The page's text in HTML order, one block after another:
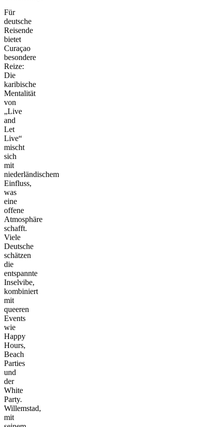
Für
deutsche
Reisende
bietet
Curaçao
besondere
Reize:
Die
karibische
Mentalität
von
„Live
and
Let
Live“
mischt
sich
mit
niederländischem
Einfluss,
was
eine
offene
Atmosphäre
schafft.
Viele
Deutsche
schätzen
die
entspannte
Inselvibe,
kombiniert
mit
queeren
Events
wie
Happy
Hours,
Beach
Parties
und
der
White
Party.
Willemstad,
mit